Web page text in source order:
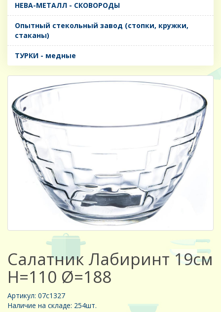
НЕВА-МЕТАЛЛ - СКОВОРОДЫ
Опытный стекольный завод (стопки, кружки,
стаканы)
ТУРКИ - медные
Салатник Лабиринт 19см
Н=110 Ø=188
Артикул: 07с1327
Наличие на складе: 254шт.